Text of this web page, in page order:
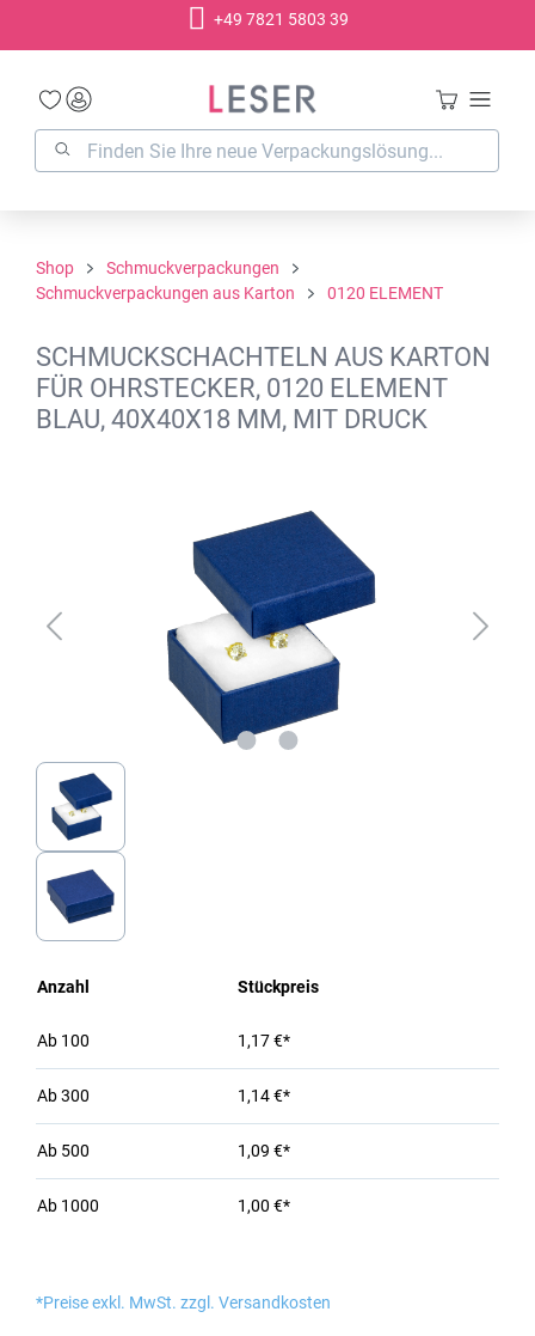
+49 7821 5803 39
Shop
Schmuckverpackungen
Schmuckverpackungen aus Karton
0120 ELEMENT
SCHMUCKSCHACHTELN AUS KARTON
FÜR OHRSTECKER, 0120 ELEMENT
BLAU, 40X40X18 MM, MIT DRUCK
Anzahl Stückpreis
Ab 100 1,17 €*
Ab300 1,14 €*
Ab 500 1,09 €*
Ab 1000 1,00 €*
*Preise exkl. MwSt. zzgl. Versandkosten